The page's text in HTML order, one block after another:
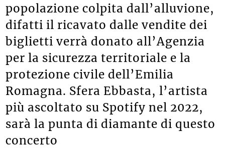
popolazione colpita dall’alluvione,
difatti il ricavato dalle vendite dei
biglietti verrà donato all’Agenzia
per la sicurezza territoriale e la
protezione civile dell’Emilia
Romagna. Sfera Ebbasta, l’artista
più ascoltato su Spotify nel 2022,
sarà la punta di diamante di questo
concerto